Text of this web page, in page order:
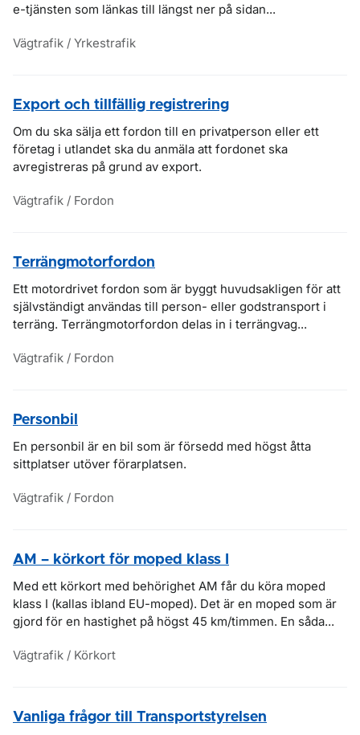
e-tjänsten som länkas till längst ner på sidan...
Vägtrafik / Yrkestrafik
Export och tillfällig registrering
Om du ska sälja ett fordon till en privatperson eller ett
företag i utlandet ska du anmäla att fordonet ska
avregistreras på grund av export.
Vägtrafik / Fordon
Terrängmotorfordon
Ett motordrivet fordon som är byggt huvudsakligen för att
självständigt användas till person- eller godstransport i
terräng. Terrängmotorfordon delas in i terrängvag...
Vägtrafik / Fordon
Personbil
En personbil är en bil som är försedd med högst åtta
sittplatser utöver förarplatsen.
Vägtrafik / Fordon
AM – körkort för moped klass I
Med ett körkort med behörighet AM får du köra moped
klass I (kallas ibland EU-moped). Det är en moped som är
gjord för en hastighet på högst 45 km/timmen. En såda...
Vägtrafik / Körkort
Vanliga frågor till Transportstyrelsen